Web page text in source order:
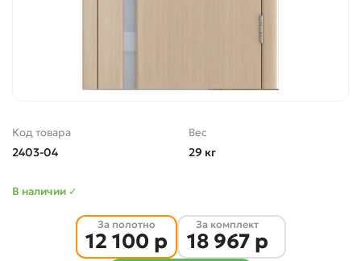
Код товара
2403-04
Вес
29 кг
В наличии ✓
За полотно
12 100 р
За комплект
18 967 р